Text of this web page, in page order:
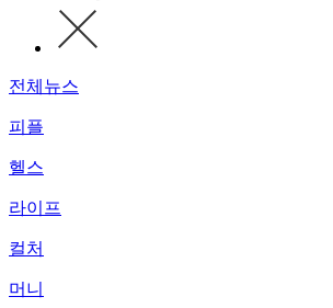
전체뉴스
피플
헬스
라이프
컬처
머니